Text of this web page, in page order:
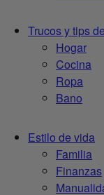
Trucos y tips
Hogar
Cocina
Ropa
Bano
Estilo de vida
Familia
Finanzas